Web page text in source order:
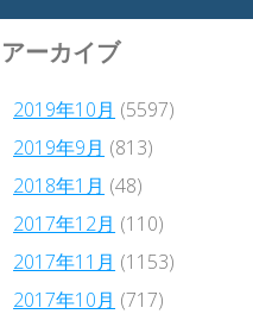
アーカイブ
2019年10月 (5597)
2019年9月 (813)
2018年1月 (48)
2017年12月 (110)
2017年11月 (1153)
2017年10月 (717)